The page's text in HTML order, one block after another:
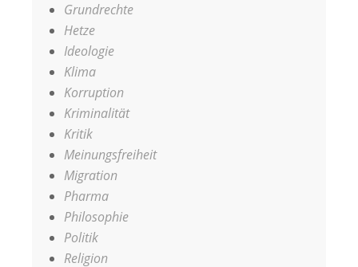
Grundrechte
Hetze
Ideologie
Klima
Korruption
Kriminalität
Kritik
Meinungsfreiheit
Migration
Pharma
Philosophie
Politik
Religion